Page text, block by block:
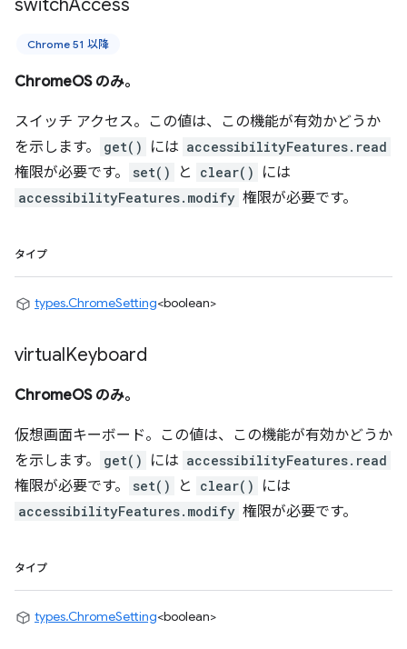
switchAccess
Chrome 51 以降
ChromeOS のみ。
スイッチ アクセス。この値は、この機能が有効かどうか
を示します。
get() には accessibilityFeatures.read
権限が必要です。 set() と clear() には
accessibilityFeatures.modify 権限が必要です。
タイプ
types.ChromeSetting<boolean>
virtualKeyboard
ChromeOS のみ。
仮想画面キーボード。この値は、この機能が有効かどうか
を示します。
get() には accessibilityFeatures.read
権限が必要です。 set() と clear() には
accessibilityFeatures.modify 権限が必要です。
タイプ
types.ChromeSetting<boolean>